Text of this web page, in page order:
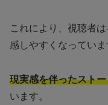
これにより、視聴者
感しやすくなっていま
現実感を伴ったスト
います。